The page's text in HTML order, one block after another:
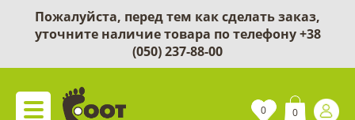
Пожалуйста, перед тем как сделать заказ,
уточните наличие товара по телефону+38
(050) 237-88-00
0 0